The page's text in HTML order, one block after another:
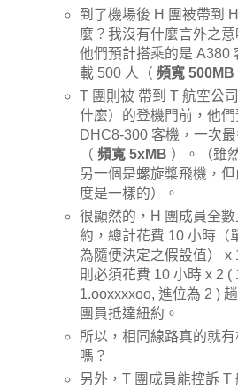
到了機場後 H 團被帶到
麼？我沒有什麼言外之意
他們預計搭乘的是 A380
載 500 人（ 頻寬 500MB
T 團則被 帶到 T 航空公
什麼）的登機門前，他
DHC8-300 客機，一次
（ 頻寬 5xMB ）。（雖
另一個是螺旋槳飛機，
度是一樣的）。
很顯然的，H 團成員全
約，總計花費 10 小時（
為隨便決定之假設值） x
則必須花費 10 小時 x 2 (
1.ooxxxxoo, 進位為 2 )
團員抵達紐約。
所以，相同線路真的就
嗎？
另外，T 團成員能控訴 T